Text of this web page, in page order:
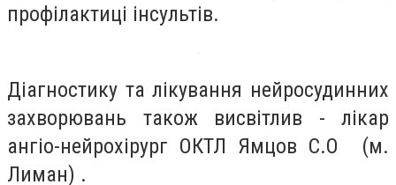
профілактиці інсультів.
Діагностику та лікування нейросудинних
захворювань також висвітлив - лікар
ангіо-нейрохірург ОКТЛ Ямцов С.О (м.
Лиман) .